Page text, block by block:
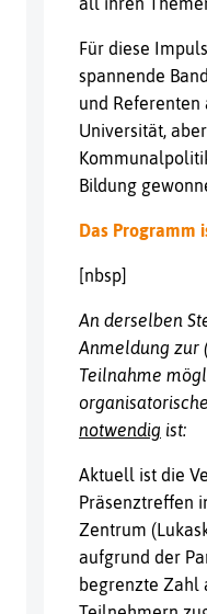
Für diese
spannende
und Referenten
Universität,
Bildung
Das Programm
[nbsp]
An derselben
Anmeldung zur
Teilnahme
notwendig ist:
Aktuell ist die
Präsenztreffen
Zentrum
aufgrund der
begrenzte Zahl